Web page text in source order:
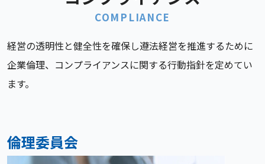
COMPLIANCE
経営の透明性と健全性を確保し遵法経営を推進するために
企業倫理、コンプライアンスに関する行動指針を定めてい
ます。
倫理委員会